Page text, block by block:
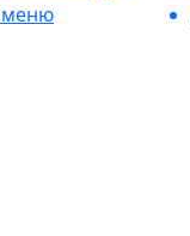
меню